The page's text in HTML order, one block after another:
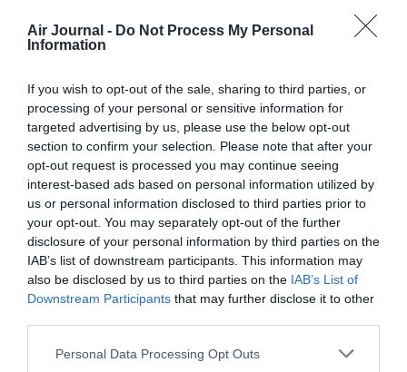
Air Journal - Do Not Process My Personal
Information
If you wish to opt-out of the sale, sharing to third parties, or
processing of your personal or sensitive information for
targeted advertising by us, please use the below opt-out
section to confirm your selection. Please note that after your
opt-out request is processed you may continue seeing
interest-based ads based on personal information utilized by
us or personal information disclosed to third parties prior to
your opt-out. You may separately opt-out of the further
disclosure of your personal information by third parties on the
IAB’s list of downstream participants. This information may
also be disclosed by us to third parties on the IAB’s List of
Downstream Participants that may further disclose it to other
Personal Data Processing Opt Outs
PETRISa commenté :
15 mars 2023 - 11 h 51 min
contrôleur aérien est exigeant, mais les conditions de travail
(pauses, congés, départ à la retraite…) tiennent compte de
ces exigences. On ne peut pas mettre en avant les difficultés
du métier en occultant les contreparties. Si ce métier était
infernal et sous payé, personne ne le choisirait.
RÉPONDRE
LAISSER UN COMMENTAIRE
FAIRE UN DON